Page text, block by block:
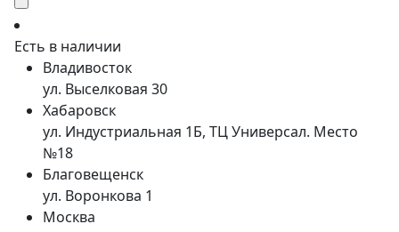
Есть в наличии
Владивосток
ул. Выселковая 30
Хабаровск
ул. Индустриальная 1Б, ТЦ Универсал. Место
№18
Благовещенск
ул. Воронкова 1
Москва